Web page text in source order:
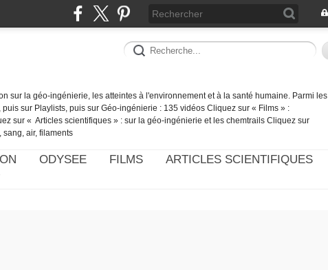
sur la géo-ingénierie, les atteintes à l'environnement et à la santé humaine. Parmi les
sur Playlists, puis sur Géo-ingénierie : 135 vidéos Cliquez sur « Films » :
sur « Articles scientifiques » : sur la géo-ingénierie et les chemtrails Cliquez sur
air, filaments
ODYSEE FILMS
ARTICLES SCIENTIFIQUES